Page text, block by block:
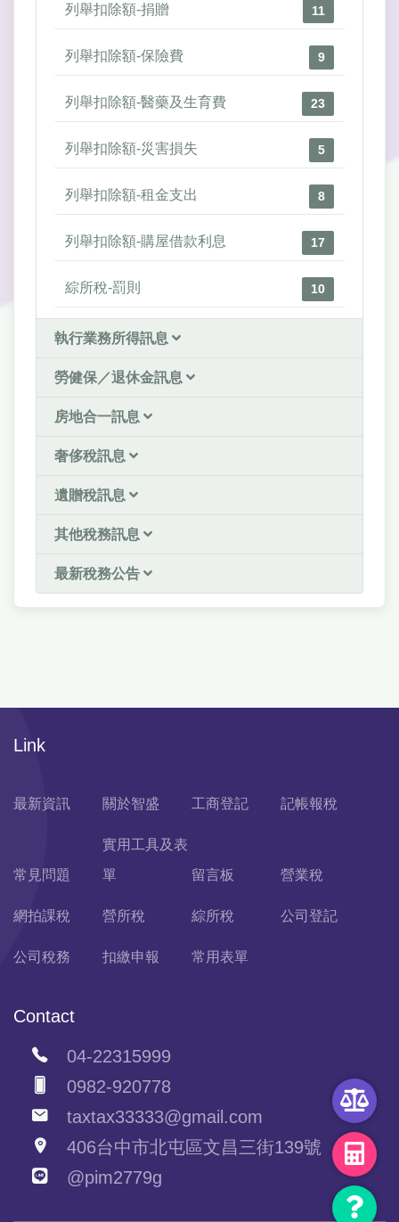
列舉扣除額-捐贈 11
列舉扣除額-保險費 9
列舉扣除額-醫藥及生育費 23
列舉扣除額-災害損失 5
列舉扣除額-租金支出 8
列舉扣除額-購屋借款利息 17
綜所稅-罰則 10
執行業務所得訊息
勞健保／退休金訊息
房地合一訊息
奢侈稅訊息
遺贈稅訊息
其他稅務訊息
最新稅務公告
Link
最新資訊 關於智盛 工商登記 記帳報稅
常見問題
實用工具及表
單
留言板 營業稅
網拍課稅 營所稅 綜所稅 公司登記
公司稅務 扣繳申報 常用表單
Contact
04-22315999
0982-920778
taxtax33333@gmail.com
406台中市北屯區文昌三街139號
@pim2779g